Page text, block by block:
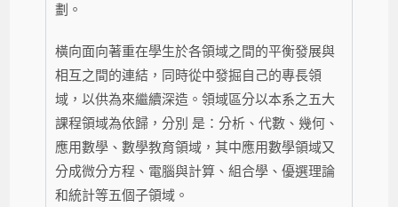
劃。
橫向面向著重在學生於各領域之間的平衡發展與
相互之間的連結，同時從中發掘自己的專長領
域，以供為來繼續深造。領域區分以本系之五大
課程領域為依歸，分別 是：分析、代數、幾何、
應用數學、數學教育領域，其中應用數學領域又
分成微分方程、電腦與計算、組合學、優選理論
和統計等五個子領域。